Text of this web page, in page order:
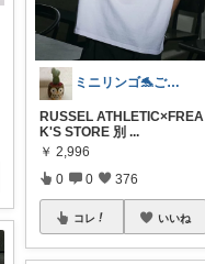
ミニリンゴ🐬ご縁に感謝🌻ありがとう
RUSSEL ATHLETIC×FREA
K'S STORE 別 ...
￥ 2,996
0 0 376
コレ いいね